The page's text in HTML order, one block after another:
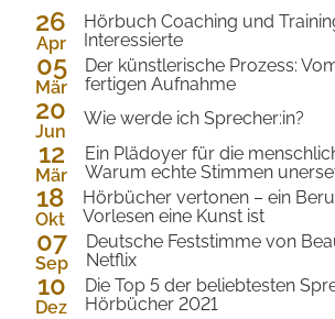
Reich
der
Sieben
Höfe
-
Flammen
und
Finsternis"
26
Apr
2024
Hörbuch Coaching und
Interessierte
05
Mär
2024
Der künstlerische Prozess:
fertigen Aufnahme
20
Jun
2023
Wie werde ich Sprecher:in?
12
Mär
2023
Ein Plädoyer für die
Warum echte Stimmen
18
Okt
2022
Hörbücher vertonen – ein
Vorlesen eine Kunst ist
07
Sep
2022
Deutsche Feststimme von
Netflix
10
Dez
Die Top 5 der beliebtesten
Hörbücher 2021